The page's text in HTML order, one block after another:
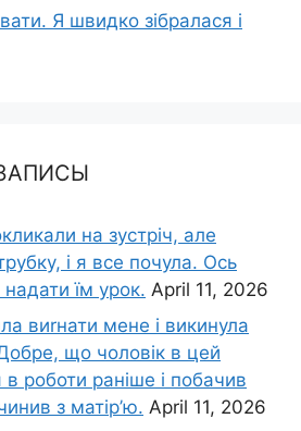
Я швидко зібралася і
на зустріч, але
і я все почула. Ось
надати їм урок. April 11, 2026
виrнати мене і викинула
Добре, що чоловік в цей
роботи раніше і побачив
з матір’ю. April 11, 2026